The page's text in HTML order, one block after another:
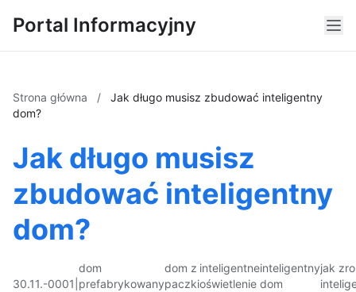
Portal Informacyjny
Strona główna /
Jak długo musisz zbudować inteligentny
dom?
Jak długo musisz
zbudować inteligentny
dom?
30.11.-0001
dom
prefabrykowany
dom z
paczki
inteligentne
oświetlenie
inteligentny
dom
jak